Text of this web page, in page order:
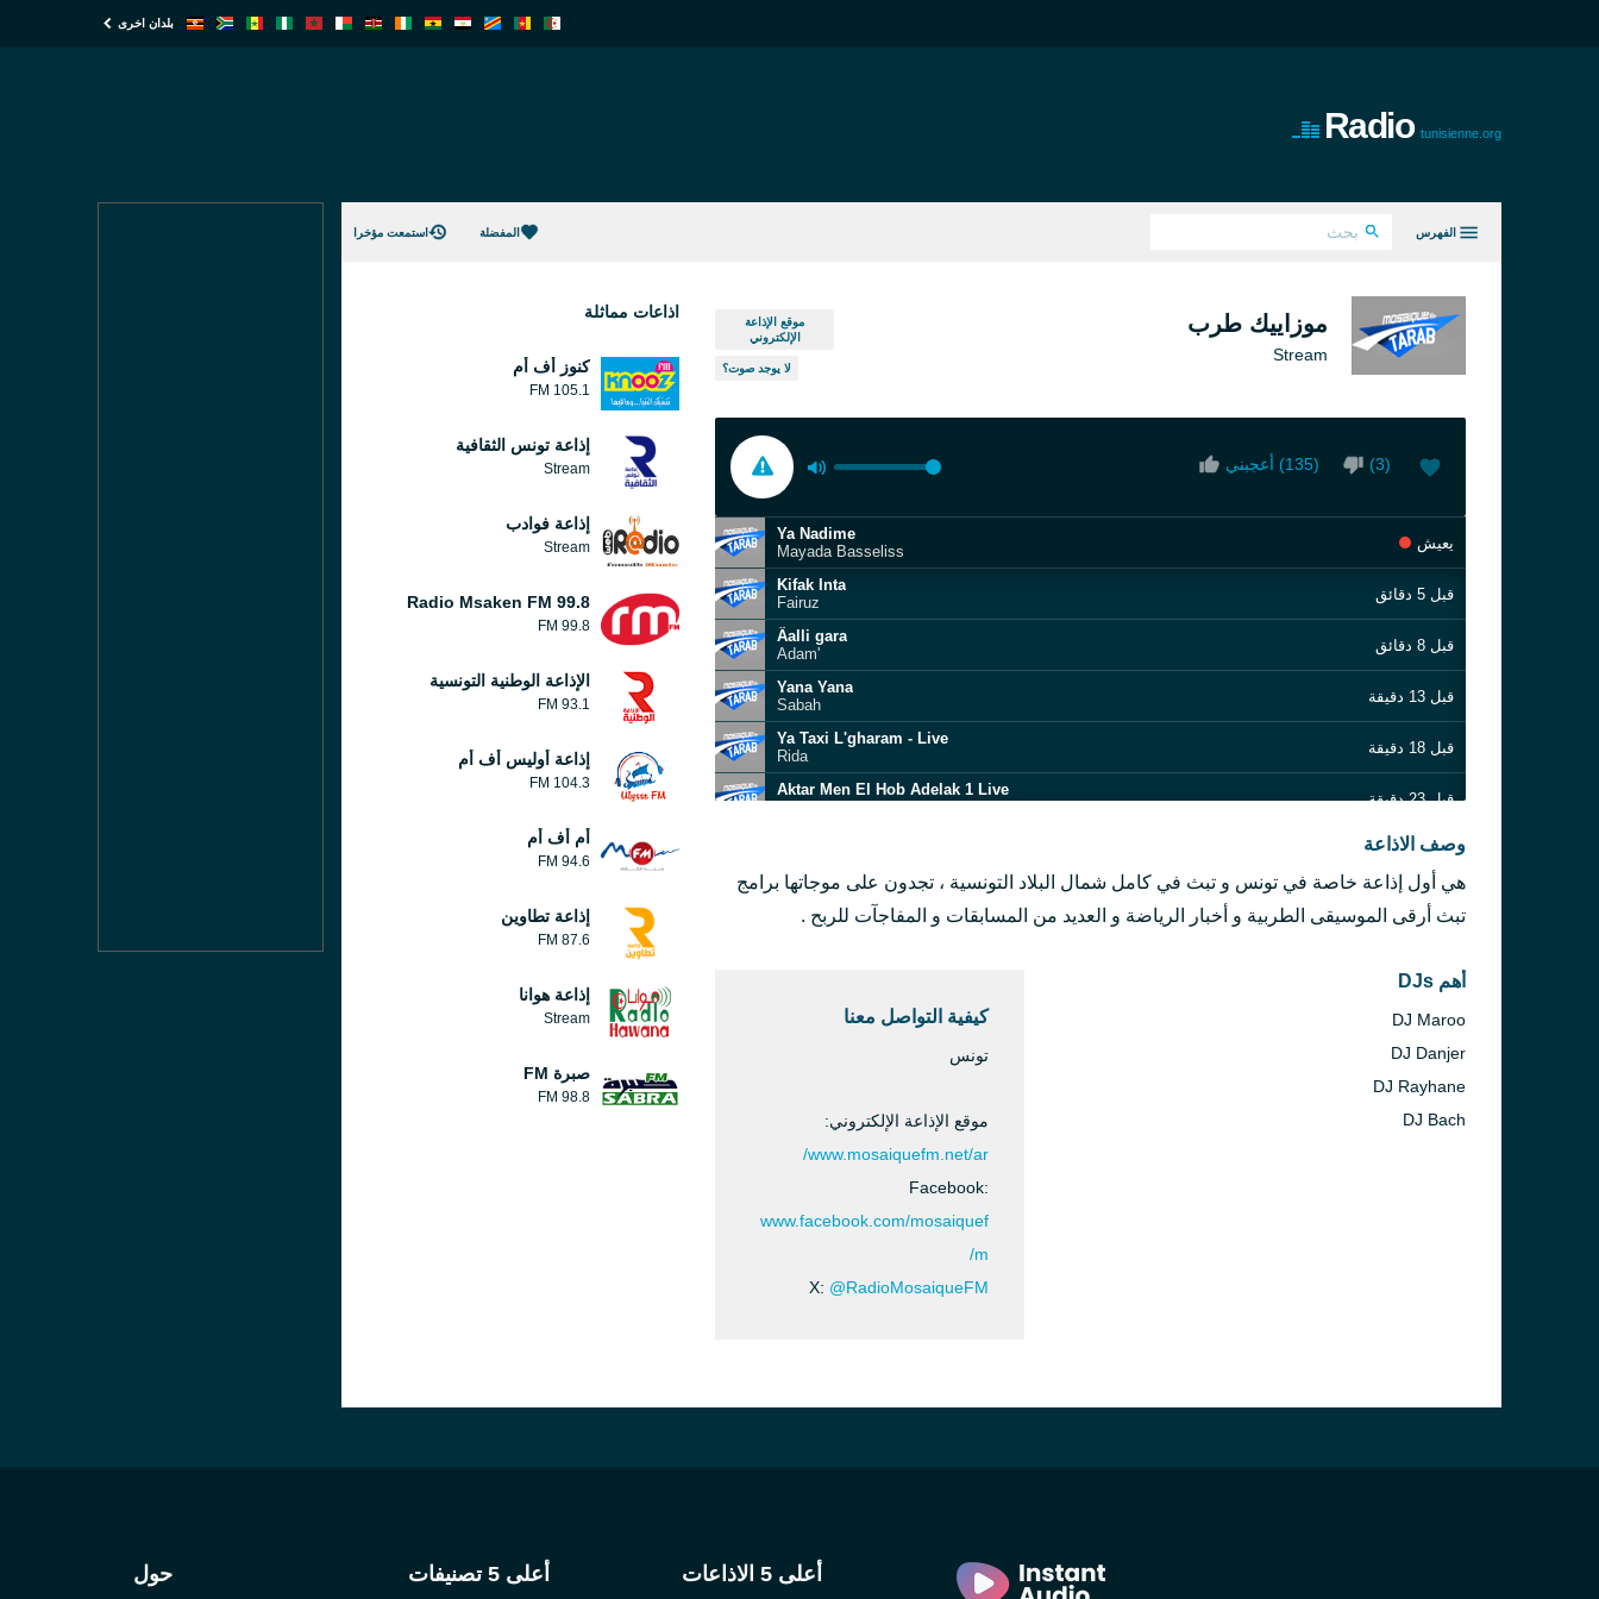
بلدان اخرى
Radio tunisienne.org
الفهرس المفضلة استمعت مؤخرا
موزاييك طرب
Stream
موقع الإذاعة
الإلكتروني
لا يوجد صوت؟
أعجبني (135) (3)
Ya Nadime
Mayada Basseliss
يعيش
Kifak Inta
Fairuz
قبل 5 دقائق
Âalli gara
Adam'
قبل 8 دقائق
Yana Yana
Sabah
قبل 13 دقيقة
Ya Taxi L'gharam - Live
Rida
قبل 18 دقيقة
Aktar Men El Hob Adelak 1 Live
قبل 23 دقيقة
قبل 31 دقيقة
Touba
Fadel Shaker
قبل 40 دقيقة
Wael Jassar
وصف الاذاعة
هي أول إذاعة خاصة في تونس و تبث في كامل شمال البلاد التونسية ، تجدون على موجاتها برامج
تبث أرقى الموسيقى الطربية و أخبار الرياضة و العديد من المسابقات و المفاجآت للربح .
أهم DJs
DJ Maroo
DJ Danjer
DJ Rayhane
DJ Bach
كيفية التواصل معنا
تونس
موقع الإذاعة الإلكتروني:
www.mosaiquefm.net/ar/
Facebook:
www.facebook.com/mosaiquef
m/
X: @RadioMosaiqueFM
اذاعات مماثلة
كنوز أف أم
105.1 FM
إذاعة تونس الثقافية
Stream
إذاعة فوادب
Stream
Radio Msaken FM 99.8
99.8 FM
الإذاعة الوطنية التونسية
93.1 FM
إذاعة أوليس أف أم
104.3 FM
أم أف أم
94.6 FM
إذاعة تطاوين
87.6 FM
إذاعة هوانا
Stream
صبرة FM
98.8 FM
أعلى 5 الاذاعات أعلى 5 تصنيفات حول